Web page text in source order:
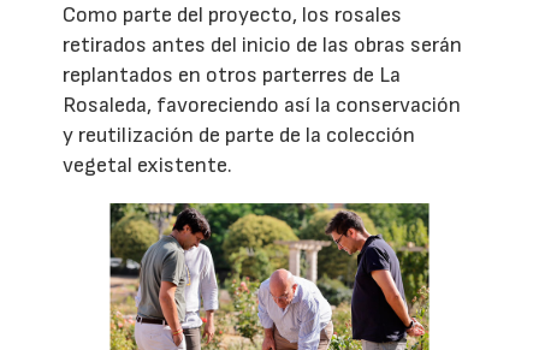
Como parte del proyecto, los rosales
retirados antes del inicio de las obras serán
replantados en otros parterres de La
Rosaleda, favoreciendo así la conservación
y reutilización de parte de la colección
vegetal existente.